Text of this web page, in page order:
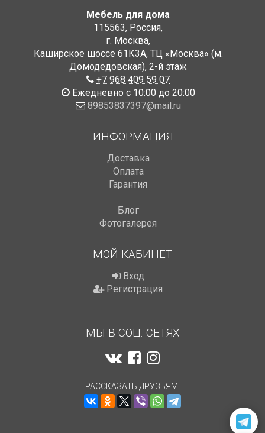
Мебель для дома
115563, Россия,
г. Москва,
Каширское шоссе 61К3А, ТЦ «Москва» (м.
Домодедовская), 2-й этаж
+7 968 409 59 07
Ежедневно с 10:00 до 20:00
89853837397@mail.ru
ИНФОРМАЦИЯ
Доставка
Оплата
Гарантия
Блог
Фотогалерея
МОЙ КАБИНЕТ
Вход
Регистрация
МЫ В СОЦ. СЕТЯХ
РАССКАЗАТЬ ДРУЗЬЯМ!